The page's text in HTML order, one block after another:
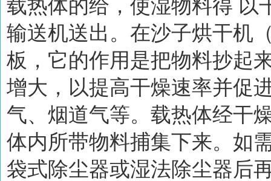
载热体的给，使湿物料得 以
输送机送出。在沙子烘干机
板，它的作用是把物料抄起
增大，以提高干燥速率并促
气、烟道气等。载热体经干
体内所带物料捕集下来。如
袋式除尘器或湿法除尘器后